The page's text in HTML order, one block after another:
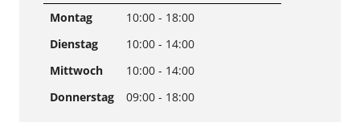
Montag
10:00 - 18:00
Dienstag
10:00 - 14:00
Mittwoch
10:00 - 14:00
Donnerstag
09:00 - 18:00